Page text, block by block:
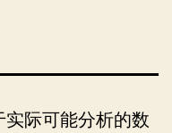
际可能分析的数